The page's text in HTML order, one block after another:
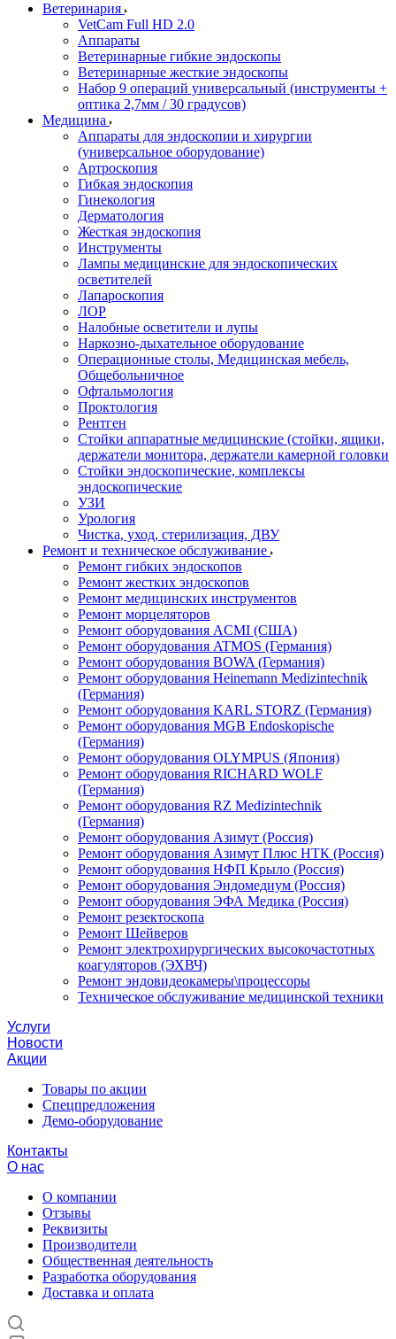
Ветеринария
VetCam Full HD 2.0
Аппараты
Ветеринарные гибкие эндоскопы
Ветеринарные жесткие эндоскопы
Набор 9 операций универсальный (инструменты +
оптика 2,7мм / 30 градусов)
Медицина
Аппараты для эндоскопии и хирургии
(универсальное оборудование)
Артроскопия
Гибкая эндоскопия
Гинекология
Дерматология
Жесткая эндоскопия
Инструменты
Лампы медицинские для эндоскопических
осветителей
Лапароскопия
ЛОР
Налобные осветители и лупы
Наркозно-дыхательное оборудование
Операционные столы, Медицинская мебель,
Общебольничное
Офтальмология
Проктология
Рентген
Стойки аппаратные медицинские (стойки, ящики,
держатели монитора, держатели камерной головки
Стойки эндоскопические, комплексы
эндоскопические
УЗИ
Урология
Чистка, уход, стерилизация, ДВУ
Ремонт и техническое обслуживание
Ремонт гибких эндоскопов
Ремонт жестких эндоскопов
Ремонт медицинских инструментов
Ремонт морцеляторов
Ремонт оборудования ACMI (США)
Ремонт оборудования ATMOS (Германия)
Ремонт оборудования BOWA (Германия)
Ремонт оборудования Heinemann Medizintechnik
(Германия)
Ремонт оборудования KARL STORZ (Германия)
Ремонт оборудования MGB Endoskopische
(Германия)
Ремонт оборудования OLYMPUS (Япония)
Ремонт оборудования RICHARD WOLF
(Германия)
Ремонт оборудования RZ Medizintechnik
(Германия)
Ремонт оборудования Азимут (Россия)
Ремонт оборудования Азимут Плюс НТК (Россия)
Ремонт оборудования НФП Крыло (Россия)
Ремонт оборудования Эндомедиум (Россия)
Ремонт оборудования ЭФА Медика (Россия)
Ремонт резектоскопа
Ремонт Шейверов
Ремонт электрохирургических высокочастотных
коагуляторов (ЭХВЧ)
Ремонт эндовидеокамеры\процессоры
Техническое обслуживание медицинской техники
Услуги
Новости
Акции
Товары по акции
Спецпредложения
Демо-оборудование
Контакты
О нас
О компании
Отзывы
Реквизиты
Производители
Общественная деятельность
Разработка оборудования
Доставка и оплата